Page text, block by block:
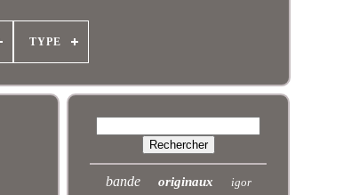
TYPE
bande originaux igor